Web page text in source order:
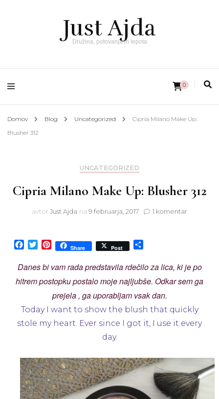
Just Ajda
Družina, potovanja in lepota
0
Domov Blog Uncategorized
Cipria Milano Make Up:
Blusher 312
UNCATEGORIZED
Cipria Milano Make Up: Blusher 312
avtor Just Ajda na 9 februarja, 2017 1 komentarna
312
Facebook
TwitterPinterest
Share Post
Danes bi vam rada predstavila rdečilo za lica, ki je po
hitrem postopku postalo moje najljubše. Odkar sem ga
prejela , ga uporabljam vsak dan.
Today I want to show the blush that quickly
stole my heart. Ever since I got it, I use it every
day.